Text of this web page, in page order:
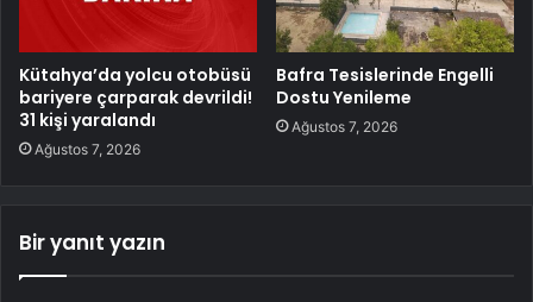
Kütahya’da yolcu otobüsü
bariyere çarparak devrildi!
31 kişi yaralandı
Ağustos 7, 2026
Bafra Tesislerinde Engelli
Dostu Yenileme
Ağustos 7, 2026
Bir yanıt yazın